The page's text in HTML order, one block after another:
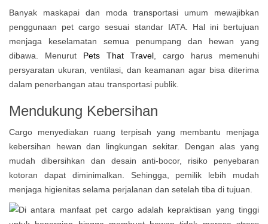
Banyak maskapai dan moda transportasi umum mewajibkan
penggunaan pet cargo sesuai standar IATA. Hal ini bertujuan
menjaga keselamatan semua penumpang dan hewan yang
dibawa. Menurut
Pets That Travel , cargo harus memenuhi
persyaratan ukuran, ventilasi, dan keamanan agar bisa diterima
dalam penerbangan atau transportasi publik.
Mendukung Kebersihan
Cargo menyediakan ruang terpisah yang membantu menjaga
kebersihan hewan dan lingkungan sekitar. Dengan alas yang
mudah dibersihkan dan desain anti-bocor, risiko penyebaran
kotoran dapat diminimalkan. Sehingga, pemilik lebih mudah
menjaga higienitas selama perjalanan dan setelah tiba di tujuan.